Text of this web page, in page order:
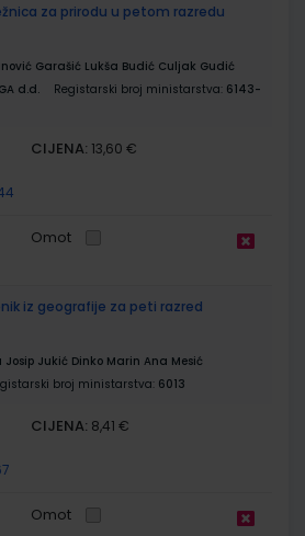
za prirodu u petom razredu
Garašić Lukša Budić Culjak Gudić
d.d. Registarski broj ministarstva: 6143-
CIJENA: 13,60 €
Omot
iz geografije za peti razred
Jukić Dinko Marin Ana Mesić
broj ministarstva: 6013
CIJENA: 8,41 €
Omot